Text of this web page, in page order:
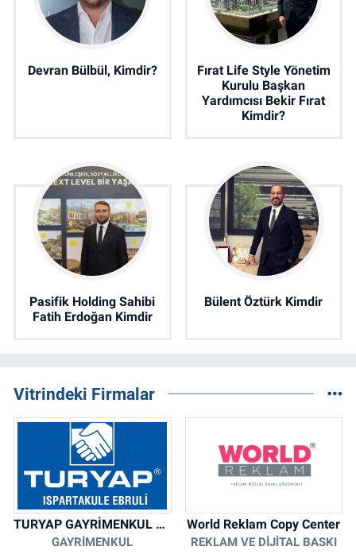
Devran Bülbül, Kimdir?
Fırat Life Style Yönetim
Kurulu Başkan
Yardımcısı Bekir Fırat
Kimdir?
Pasifik Holding Sahibi
Fatih Erdoğan Kimdir
Bülent Öztürk Kimdir
Vitrindeki Firmalar
TURYAP GAYRİMENKUL DANIŞMANLIK HİZMETLERİ
GAYRIMENKUL
World Reklam Copy Center
REKLAM VE DIJITAL BASKI